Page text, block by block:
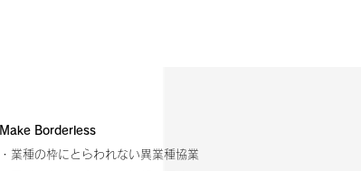
Make Borderless
・業種の枠にとらわれない異業種協業